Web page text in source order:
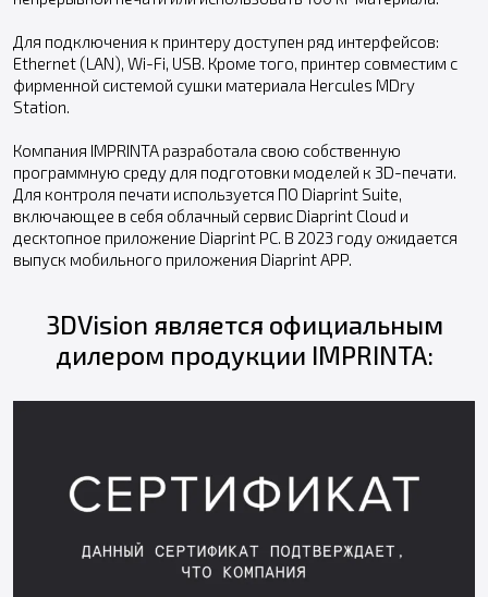
Для подключения к принтеру доступен ряд интерфейсов:
Ethernet (LAN), Wi-Fi, USB. Кроме того, принтер совместим с
фирменной системой сушки материала Hercules MDry
Station.
Компания IMPRINTA разработала свою собственную
программную среду для подготовки моделей к 3D-печати.
Для контроля печати используется ПО Diaprint Suite,
включающее в себя облачный сервис Diaprint Cloud и
десктопное приложение Diaprint PC. В 2023 году ожидается
выпуск мобильного приложения Diaprint APP.
3DVision является официальным
дилером продукции IMPRINTA: